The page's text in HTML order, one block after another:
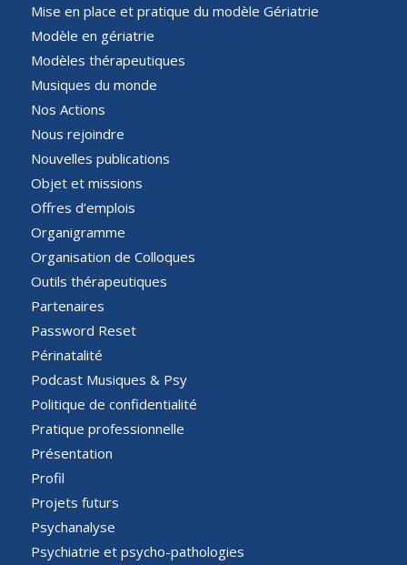
Mise en place et pratique du modèle Gériatrie
Modèle en gériatrie
Modèles thérapeutiques
Musiques du monde
Nos Actions
Nous rejoindre
Nouvelles publications
Objet et missions
Offres d’emplois
Organigramme
Organisation de Colloques
Outils thérapeutiques
Partenaires
Password Reset
Périnatalité
Podcast Musiques & Psy
Politique de confidentialité
Pratique professionnelle
Présentation
Profil
Projets futurs
Psychanalyse
Psychiatrie et psycho-pathologies